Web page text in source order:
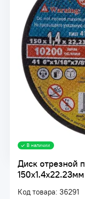
Диск отрезной
150х1.4х22.23мм
Код товара: 36291
В наличии